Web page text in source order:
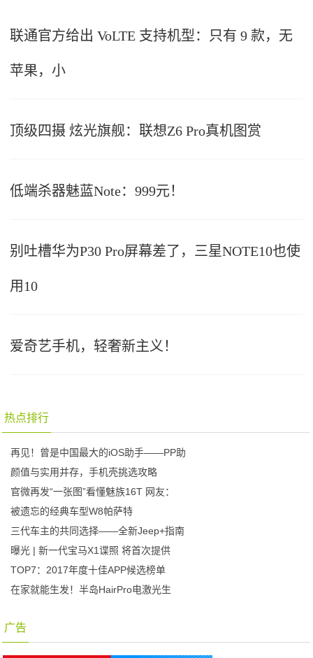
联通官方给出 VoLTE 支持机型：只有 9 款，无
苹果，小
顶级四摄 炫光旗舰：联想Z6 Pro真机图赏
低端杀器魅蓝Note：999元！
别吐槽华为P30 Pro屏幕差了，三星NOTE10也使
用10
爱奇艺手机，轻奢新主义！
热点排行
再见！曾是中国最大的iOS助手——PP助
颜值与实用并存，手机壳挑选攻略
官微再发“一张图”看懂魅族16T 网友：
被遗忘的经典车型W8帕萨特
三代车主的共同选择——全新Jeep+指南
曝光 | 新一代宝马X1谍照 将首次提供
TOP7：2017年度十佳APP候选榜单
在家就能生发！半岛HairPro电激光生
广告